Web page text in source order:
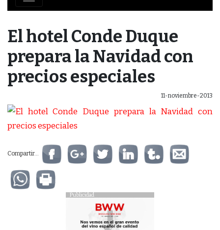
El hotel Conde Duque
prepara la Navidad con
precios especiales
11-noviembre-2013
Compartir...
Publicidad